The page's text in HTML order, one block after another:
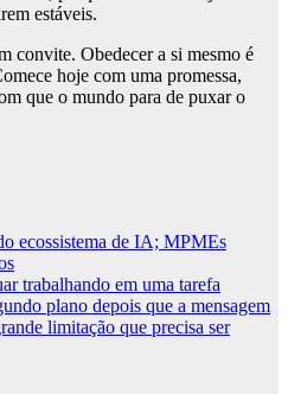
estáveis.
convite. Obedecer a si mesmo é
hoje com uma promessa,
que o mundo para de puxar o
ecossistema de IA; MPMEs
trabalhando em uma tarefa
plano depois que a mensagem
limitação que precisa ser